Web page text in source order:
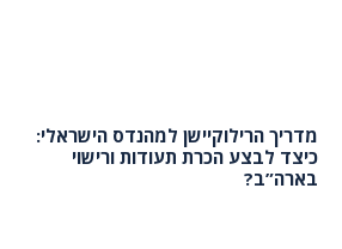
מדריך הרילוקיישן למהנדס הישראלי:
כיצד לבצע הכרת תעודות ורישוי
בארה”ב?